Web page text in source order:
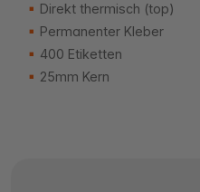
Direkt thermisch (top)
Permanenter Kleber
400 Etiketten
25mm Kern